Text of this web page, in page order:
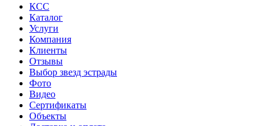
КСС
Каталог
Услуги
Компания
Клиенты
Oтзывы
Выбор звезд эстрады
Фото
Видео
Сертификаты
Объекты